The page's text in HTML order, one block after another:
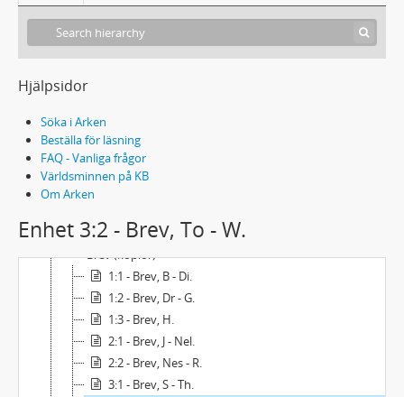
Hjälpsidor
Söka i Arken
Beställa för läsning
FAQ - Vanliga frågor
Världsminnen på KB
Om Arken
Enhet 3:2 - Brev, To - W.
Acc2008/26 - Ruth Dinesen: Material rörande Nelly Sachs
Brev (kopior)
1:1 - Brev, B - Di.
1:2 - Brev, Dr - G.
1:3 - Brev, H.
2:1 - Brev, J - Nel.
2:2 - Brev, Nes - R.
3:1 - Brev, S - Th.